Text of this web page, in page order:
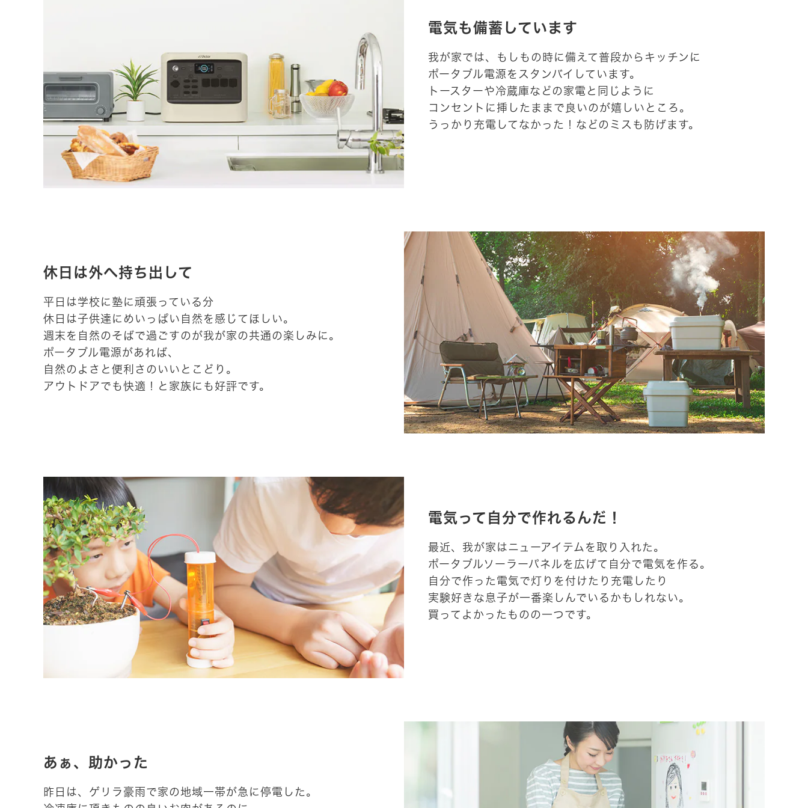
電気も備蓄しています
我が家では、もしもの時に備えて普段からキッチンに
ポータブル電源をスタンバイしています。
トースターや冷蔵庫などの家電と同じように
コンセントに挿したままで良いのが嬉しいところ。
うっかり充電してなかった！などのミスも防げます。
休日は外へ持ち出して
平日は学校に塾に頑張っている分
休日は子供達にめいっぱい自然を感じてほしい。
週末を自然のそばで過ごすのが我が家の共通の楽しみに。
ポータブル電源があれば、
自然のよさと便利さのいいとこどり。
アウトドアでも快適！と家族にも好評です。
電気って自分で作れるんだ！
最近、我が家はニューアイテムを取り入れた。
ポータブルソーラーパネルを広げて自分で電気を作る。
自分で作った電気で灯りを付けたり充電したり
実験好きな息子が一番楽しんでいるかもしれない。
買ってよかったものの一つです。
あぁ、助かった
昨日は、ゲリラ豪雨で家の地域一帯が急に停電した。
購入したことがある